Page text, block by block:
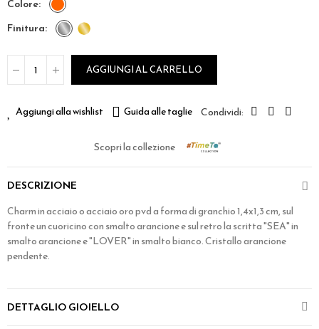
colore
finitura
AGGIUNGI AL CARRELLO
Aggiungi alla wishlist Guida alle taglie
Scopri la collezione
DESCRIZIONE
Charm in acciaio o acciaio oro pvd a forma di granchio 1,4x1,3 cm, sul
fronte un cuoricino con smalto arancione e sul retro la scritta "SEA" in
smalto arancione e "LOVER" in smalto bianco. Cristallo arancione
pendente.
DETTAGLIO GIOIELLO